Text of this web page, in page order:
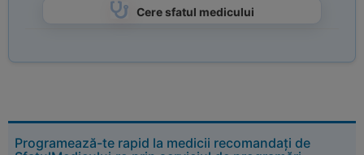
Cere sfatul medicului
Programează-te rapid la medicii recomandați de